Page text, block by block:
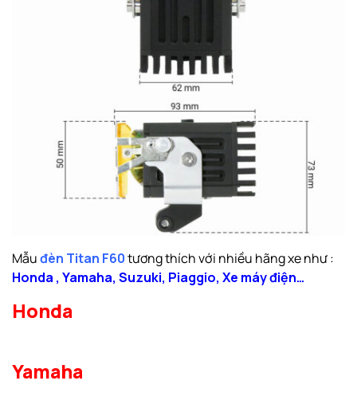
Mẫuđèn Titan F60tương thích với nhiều hãng xe như :
Honda , Yamaha, Suzuki, Piaggio, Xe máy điện…
Honda
Yamaha